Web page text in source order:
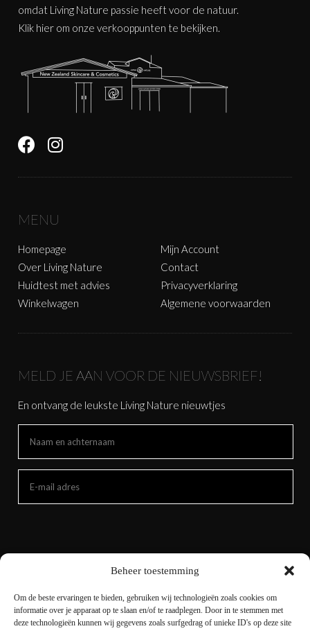
Beheer toestemming
Om de beste ervaringen te bieden, gebruiken wij technologieën zoals cookies om
informatie over je apparaat op te slaan en/of te raadplegen. Door in te stemmen met
deze technologieën kunnen wij gegevens zoals surfgedrag of unieke ID's op deze site
omdat Living Nature passie heeft voor de natuur.
Klik hier om onze verkooppunten te bekijken.
MENU
Homepage
Over Living Nature
Huidtest met advies
Winkelwagen
Mijn Account
Contact
Privacyverklaring
Algemene voorwaarden
MELD JE AAN VOOR DE NIEUWSBRIEF!
En ontvang de leukste Living Nature nieuwtjes